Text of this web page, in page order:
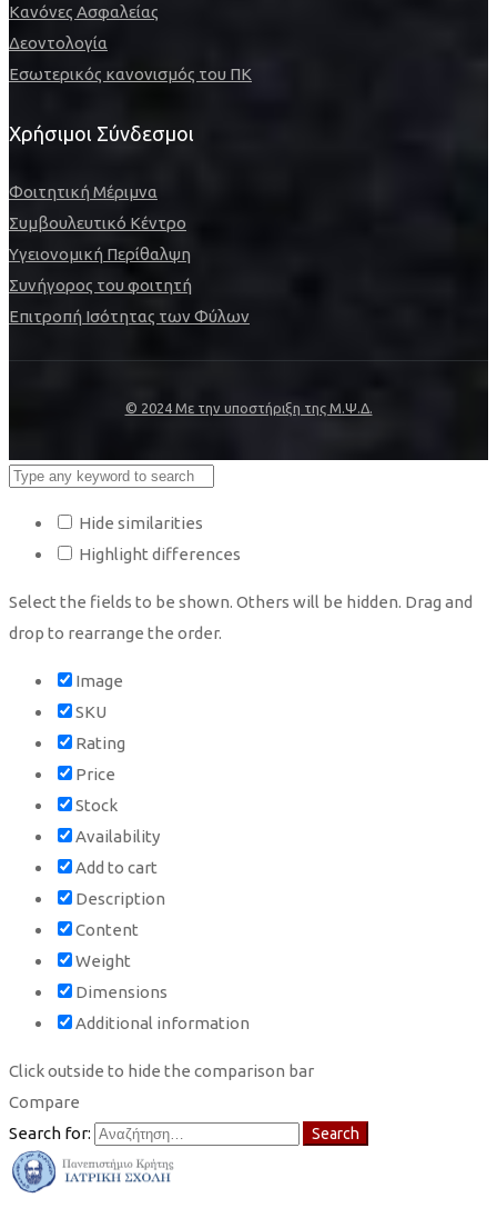
Κανόνες Ασφαλείας
Δεοντολογία
Εσωτερικός κανονισμός του ΠΚ
Χρήσιμοι Σύνδεσμοι
Φοιτητική Μέριμνα
Συμβουλευτικό Κέντρο
Υγειονομική Περίθαλψη
Συνήγορος του φοιτητή
Επιτροπή Ισότητας των Φύλων
© 2024 Με την υποστήριξη της Μ.Ψ.Δ.
Hide similarities
Highlight differences
Select the fields to be shown. Others will be hidden. Drag and
drop to rearrange the order.
Image
SKU
Rating
Price
Stock
Availability
Add to cart
Description
Content
Weight
Dimensions
Additional information
Click outside to hide the comparison bar
Compare
Search for:
Search